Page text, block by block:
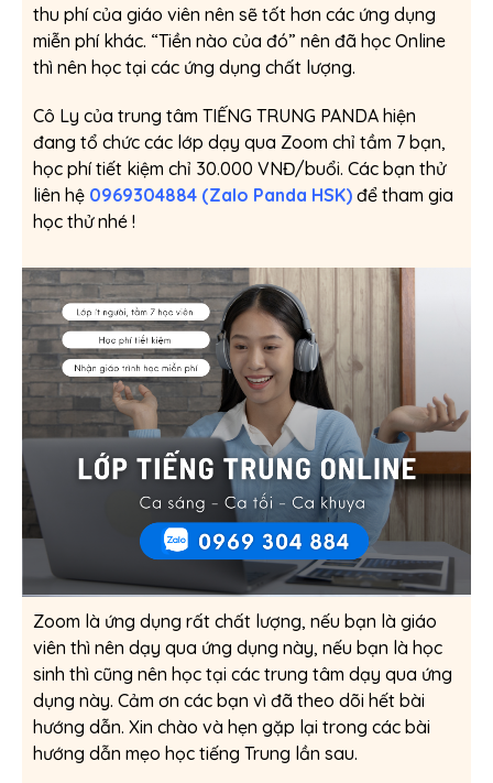
thu phí của giáo viên nên sẽ tốt hơn các ứng dụng
miễn phí khác. “Tiền nào của đó” nên đã học Online
thì nên học tại các ứng dụng chất lượng.
Cô Ly của trung tâm TIẾNG TRUNG PANDA hiện
đang tổ chức các lớp dạy qua Zoom chỉ tầm 7 bạn,
học phí tiết kiệm chỉ 30.000 VNĐ/buổi. Các bạn thử
liên hệ 0969304884 (Zalo Panda HSK) để tham gia
học thử nhé !
Zoom là ứng dụng rất chất lượng, nếu bạn là giáo
viên thì nên dạy qua ứng dụng này, nếu bạn là học
sinh thì cũng nên học tại các trung tâm dạy qua ứng
dụng này. Cảm ơn các bạn vì đã theo dõi hết bài
hướng dẫn. Xin chào và hẹn gặp lại trong các bài
hướng dẫn mẹo học tiếng Trung lần sau.